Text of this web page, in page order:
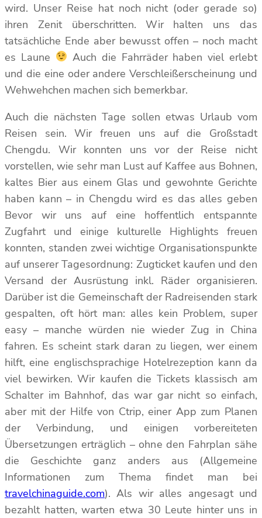
wird. Unser Reise hat noch nicht (oder gerade so)
ihren Zenit überschritten. Wir halten uns das
tatsächliche Ende aber bewusst offen – noch macht
es Laune
Auch die Fahrräder haben viel erlebt
und die eine oder andere Verschleißerscheinung und
Wehwehchen machen sich bemerkbar.
Auch die nächsten Tage sollen etwas Urlaub vom
Reisen sein. Wir freuen uns auf die Großstadt
Chengdu. Wir konnten uns vor der Reise nicht
vorstellen, wie sehr man Lust auf Kaffee aus Bohnen,
kaltes Bier aus einem Glas und gewohnte Gerichte
haben kann – in Chengdu wird es das alles geben
Bevor wir uns auf eine hoffentlich entspannte
Zugfahrt und einige kulturelle Highlights freuen
konnten, standen zwei wichtige Organisationspunkte
auf unserer Tagesordnung: Zugticket kaufen und den
Versand der Ausrüstung inkl. Räder organisieren.
Darüber ist die Gemeinschaft der Radreisenden stark
gespalten, oft hört man: alles kein Problem, super
easy – manche würden nie wieder Zug in China
fahren. Es scheint stark daran zu liegen, wer einem
hilft, eine englischsprachige Hotelrezeption kann da
viel bewirken. Wir kaufen die Tickets klassisch am
Schalter im Bahnhof, das war gar nicht so einfach,
aber mit der Hilfe von Ctrip, einer App zum Planen
der Verbindung, und einigen vorbereiteten
Übersetzungen erträglich – ohne den Fahrplan sähe
die Geschichte ganz anders aus (Allgemeine
Informationen zum Thema findet man bei
travelchinaguide.com). Als wir alles angesagt und
bezahlt hatten, warten etwa 30 Leute hinter uns in